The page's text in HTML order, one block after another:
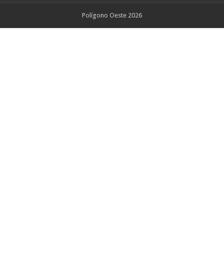
Polígono Oeste 2026